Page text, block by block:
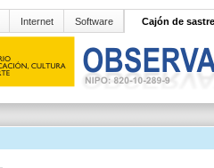
Internet Software Cajón de sastre